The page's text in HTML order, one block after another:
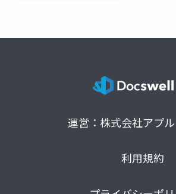
運営：株式会社アプ
利用規約